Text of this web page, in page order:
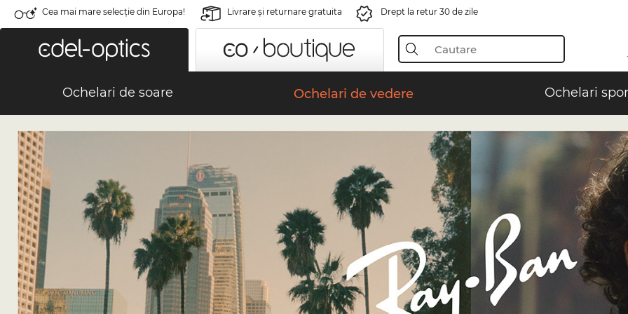
Cea mai mare selecție din Europa! Livrare şi returnare gratuita Drept la retur 30 de zile
Ochelari de soare Ochelari de vedere Ochelari